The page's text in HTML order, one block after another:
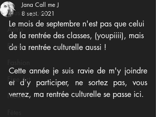
Tous les posts
Astro
Expos
Fine Art
News
Jana Call me J
8 sept. 2021
Le mois de septembre n'est pas que celui
de la rentrée des classes, (youpiiii), mais
de la rentrée culturelle aussi !
Cette année je suis ravie de m'y joindre
et d'y participer, ne sortez pas, vous
verrez, ma rentrée culturelle se passe ici.